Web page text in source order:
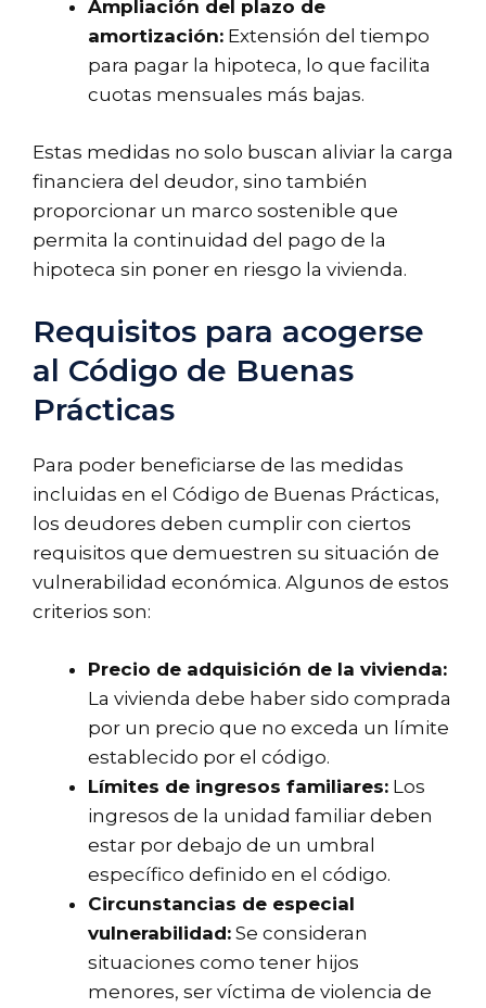
Ampliación del plazo de
amortización: Extensión del tiempo
para pagar la hipoteca, lo que facilita
cuotas mensuales más bajas.
Estas medidas no solo buscan aliviar la carga
financiera del deudor, sino también
proporcionar un marco sostenible que
permita la continuidad del pago de la
hipoteca sin poner en riesgo la vivienda.
Requisitos para acogerse
al Código de Buenas
Prácticas
Para poder beneficiarse de las medidas
incluidas en el Código de Buenas Prácticas,
los deudores deben cumplir con ciertos
requisitos que demuestren su situación de
vulnerabilidad económica. Algunos de estos
criterios son:
Precio de adquisición de la vivienda:
La vivienda debe haber sido comprada
por un precio que no exceda un límite
establecido por el código.
Límites de ingresos familiares: Los
ingresos de la unidad familiar deben
estar por debajo de un umbral
específico definido en el código.
Circunstancias de especial
vulnerabilidad: Se consideran
situaciones como tener hijos
menores, ser víctima de violencia de